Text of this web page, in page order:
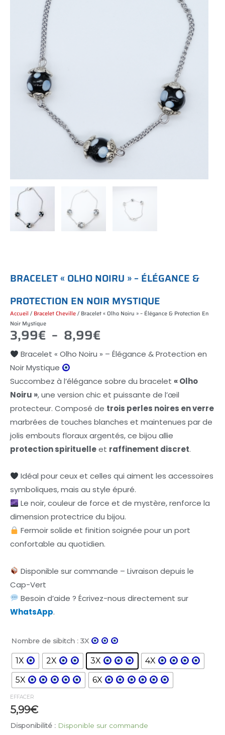
BRACELET« OLHO NOIRU » – ÉLÉGANCE &
PROTECTION EN NOIR MYSTIQUE
Accueil / Bracelet Cheville/ Bracelet « Olho Noiru » – Élégance & Protection En
Noir Mystique
3,99€ – 8,99€
Plage
De
Prix :
3,99€
À
8,99€
Bracelet « Olho Noiru » – Élégance & Protection en
Noir Mystique
Succombez à l’élégance sobre du bracelet « Olho
Noiru », une version chic et puissante de l’œil
protecteur. Composé de trois perles noires en verre
marbrées de touches blanches et maintenues par de
jolis embouts floraux argentés, ce bijou allie
protection spirituelleet raffinement discret.
Idéal pour ceux et celles qui aiment les accessoires
symboliques, mais au style épuré.
Le noir, couleur de force et de mystère, renforce la
dimension protectrice du bijou.
Fermoir solide et finition soignée pour un port
confortable au quotidien.
Disponible sur commande – Livraison depuis le
Cap-Vert
Besoin d’aide ? Écrivez-nous directement sur
WhatsApp.
Nombre de sibitch : 3X
1X 2X 3X
4X
5X
6X
EFFACER
5,99€
Disponibilité : Disponible sur commande
"Olho
Noiru"
Élégance
&
Protection